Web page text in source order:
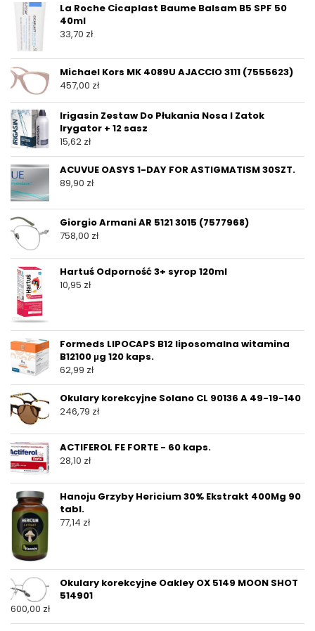
La Roche Cicaplast Baume Balsam B5 SPF 50
40ml
33,70 zł
Michael Kors MK 4089U AJACCIO 3111 (7555623)
457,00 zł
Irigasin Zestaw Do Płukania Nosa I Zatok
Irygator + 12 sasz
15,62 zł
ACUVUE OASYS 1-DAY FOR ASTIGMATISM 30SZT.
89,90 zł
Giorgio Armani AR 5121 3015 (7577968)
758,00 zł
Hartuś Odporność 3+ syrop 120ml
10,95 zł
Formeds LIPOCAPS B12 liposomalna witamina
B12100 μg 120 kaps.
62,99 zł
Okulary korekcyjne Solano CL 90136 A 49-19-140
246,79 zł
ACTIFEROL FE FORTE - 60 kaps.
28,10 zł
Hanoju Grzyby Hericium 30% Ekstrakt 400Mg 90
tabl.
77,14 zł
Okulary korekcyjne Oakley OX 5149 MOON SHOT
514901
600,00 zł